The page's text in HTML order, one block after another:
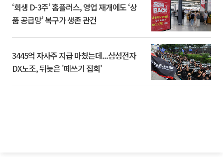
‘회생 D-3주’ 홈플러스, 영업 재개에도 ‘상
품 공급망’ 복구가 생존 관건
3445억 자사주 지급 마쳤는데...삼성전자
DX노조, 뒤늦은 '떼쓰기 집회'